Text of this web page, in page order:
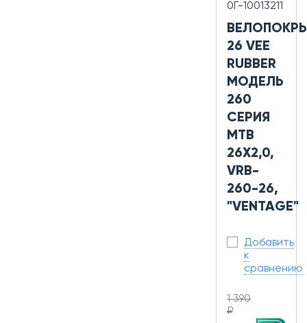
0Г-10013211
26 VEE
RUBBER
МОДЕЛЬ
260
СЕРИЯ
MTB
26X2,0,
VRB-
260-26,
"VENTAGE"
Добавить
к
сравнению
1 390
₽